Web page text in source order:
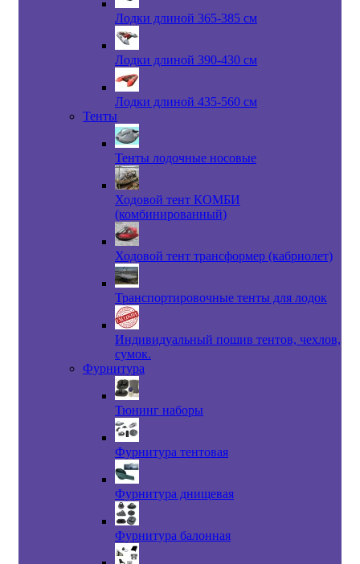
Лодки длиной 365-385 см
Лодки длиной 390-430 см
Лодки длиной 435-560 см
Тенты
Тенты лодочные носовые
Ходовой тент КОМБИ
(комбинированный)
Ходовой тент трансформер (кабриолет)
Транспортировочные тенты для лодок
Индивидуальный пошив тентов, чехлов,
сумок.
Фурнитура
Тюнинг наборы
Фурнитура тентовая
Фурнитура днищевая
Фурнитура балонная